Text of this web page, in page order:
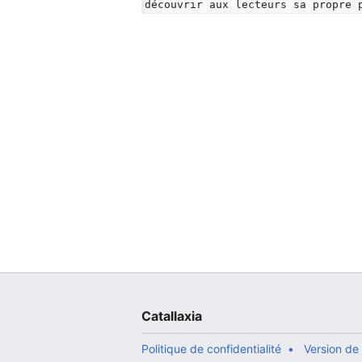
découvrir aux lecteurs sa propre
Catallaxia
Politique de confidentialité Version